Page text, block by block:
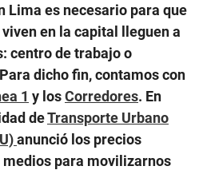
Lima es necesario para que
en la capital lleguen a
centro de trabajo o
dicho fin, contamos con
1 y losCorredores. En
deTransporte Urbano
anunció los precios
para movilizarnos